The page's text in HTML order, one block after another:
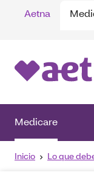
Aetna
Medicare
Inicio Lo que